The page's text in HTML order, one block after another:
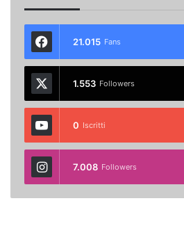
21.015 Fans
1.553 Followers
0 Iscritti
7.008 Followers